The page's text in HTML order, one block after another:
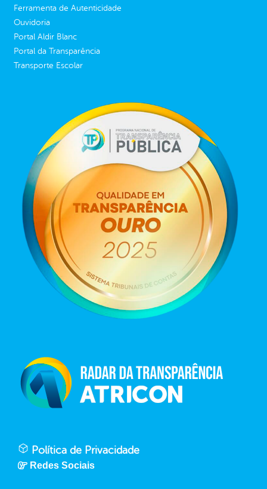
Ferramenta de Autenticidade
Ouvidoria
Portal Aldir Blanc
Portal da Transparência
Transporte Escolar
Política de Privacidade
Redes Sociais